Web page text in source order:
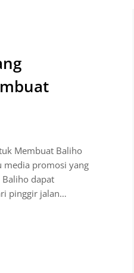
Membuat Baliho
media promosi yang
dapat
pinggir jalan…